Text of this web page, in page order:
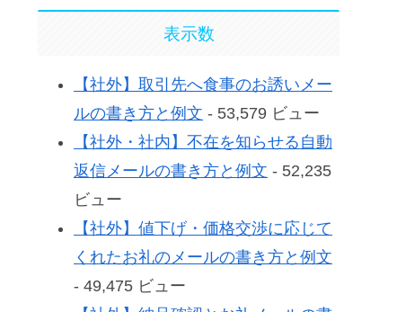
表示数
【社外】取引先へ食事のお誘いメー
ルの書き方と例文 - 53,579 ビュー
【社外・社内】不在を知らせる自動
返信メールの書き方と例文 - 52,235
ビュー
【社外】値下げ・価格交渉に応じて
くれたお礼のメールの書き方と例文
- 49,475 ビュー